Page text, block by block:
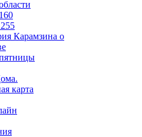
Карамзина о
карта